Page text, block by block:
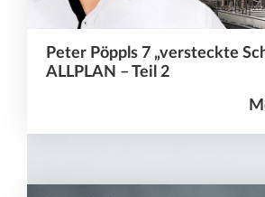
Peter Pöppls 7 „versteckte
ALLPLAN – Teil 2